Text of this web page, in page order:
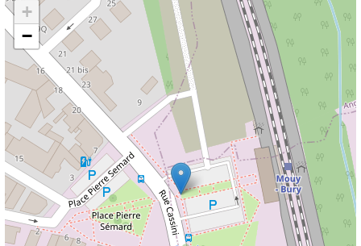
+
−